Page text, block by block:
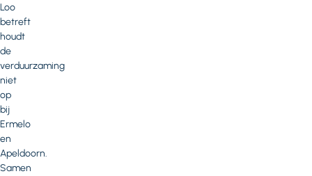
Loo
betreft
houdt
de
verduurzaming
niet
op
bij
Ermelo
en
Apeldoorn.
Samen